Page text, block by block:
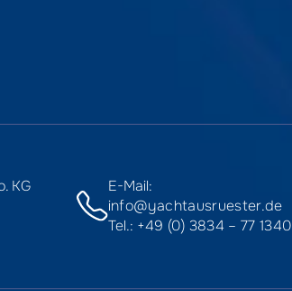
KG
E-Mail:
info@yachtausruester.de
Tel.: +49 (0) 3834 – 77 1340